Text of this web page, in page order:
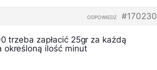
#170230
ODPOWIEDZ
trzeba zapłacić 25gr za każdą
określoną ilość minut